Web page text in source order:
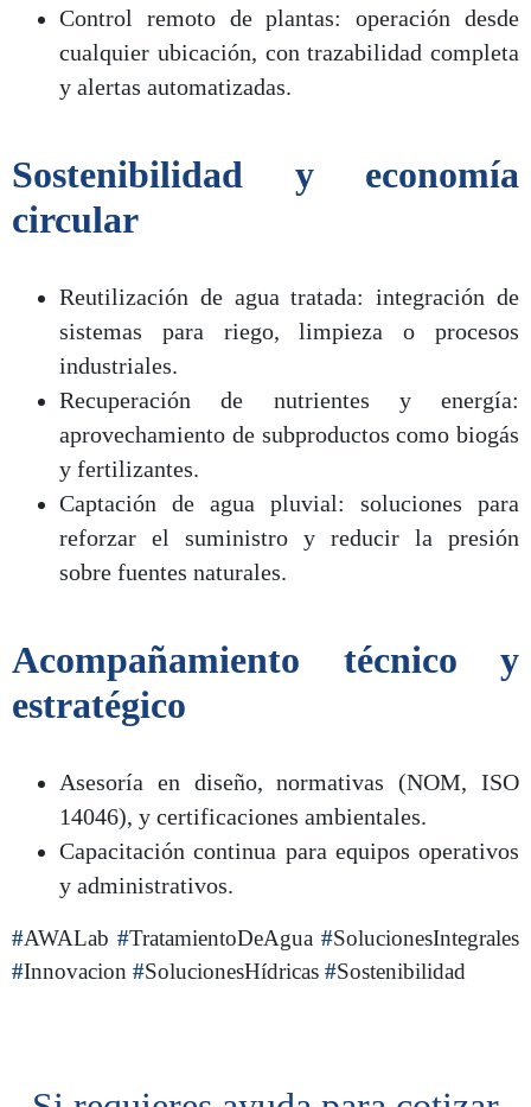
Control remoto de plantas: operación desde
cualquier ubicación, con trazabilidad completa
y alertas automatizadas.
Sostenibilidad y economía
circular
Reutilización de agua tratada: integración de
sistemas para riego, limpieza o procesos
industriales.
Recuperación de nutrientes y energía:
aprovechamiento de subproductos como biogás
y fertilizantes.
Captación de agua pluvial: soluciones para
reforzar el suministro y reducir la presión
sobre fuentes naturales.
Acompañamiento técnico y
estratégico
Asesoría en diseño, normativas (NOM, ISO
14046), y certificaciones ambientales.
Capacitación continua para equipos operativos
y administrativos.
#AWALab #TratamientoDeAgua #SolucionesIntegrales
#Innovacion #SolucionesHídricas #Sostenibilidad